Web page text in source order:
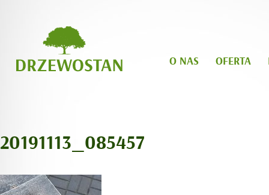
O NAS OFERTA
20191113_085457